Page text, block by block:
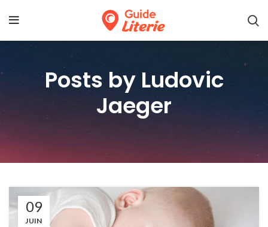
Posts by Ludovic
Jaeger
09
JUIN